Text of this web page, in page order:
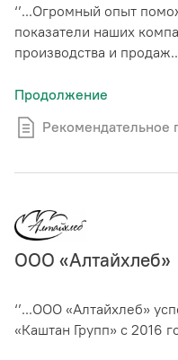
‘’...Огромный опыт
показатели наших
производства и
Продолжение
Рекомендательное
ООО «Алтайхлеб»
‘’...ООО «Алтайхлеб»
«Каштан Групп» с 2016